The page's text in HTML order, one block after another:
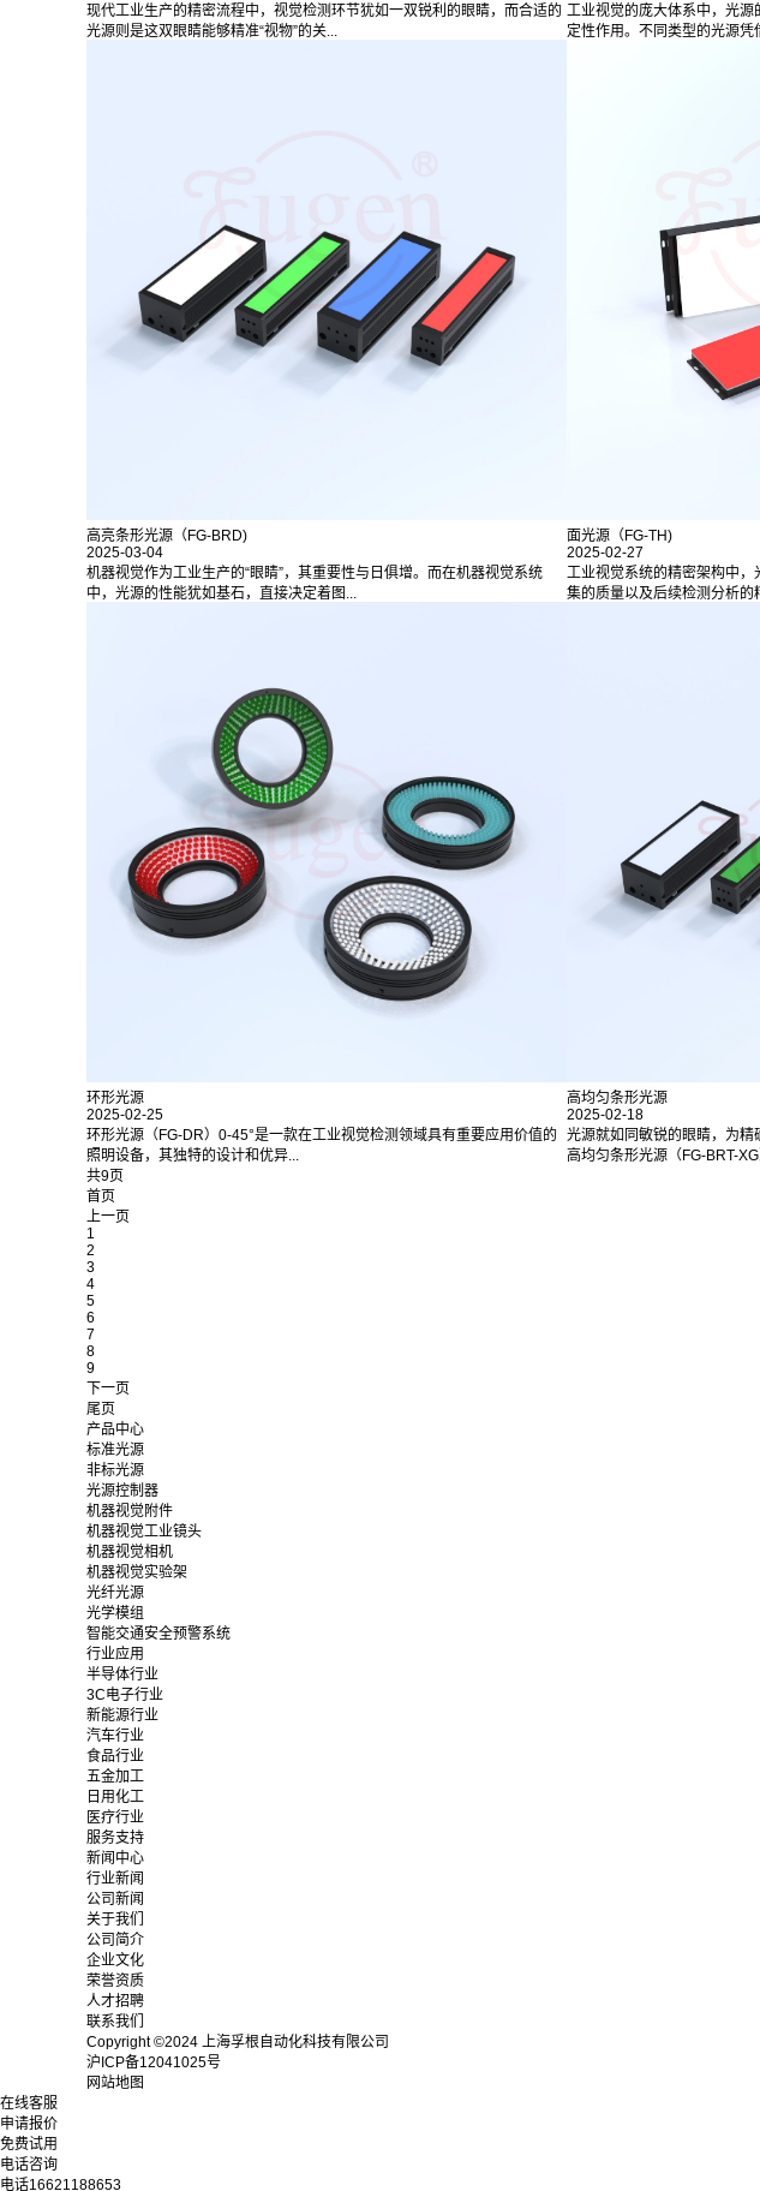
现代工业生产的精密流程中，视觉检测环节犹如一双锐利的眼睛，而合适的
光源则是这双眼睛能够精准“视物”的关...
工业视觉的庞大体系中，光
定性作用。不同类型的光源凭
高亮条形光源（FG-BRD)
2025-03-04
机器视觉作为工业生产的“眼睛”，其重要性与日俱增。而在机器视觉系统
中，光源的性能犹如基石，直接决定着图...
面光源（FG-TH)
2025-02-27
工业视觉系统的精密架构中
集的质量以及后续检测分析的
环形光源
2025-02-25
环形光源（FG-DR）0-45°是一款在工业视觉检测领域具有重要应用价值的
照明设备，其独特的设计和优异...
高均匀条形光源
2025-02-18
光源就如同敏锐的眼睛，为精
高均匀条形光源（FG-BRT-XG
共9页
首页
上一页
1
2
3
4
5
6
7
8
9
下一页
尾页
产品中心
标准光源
非标光源
光源控制器
机器视觉附件
机器视觉工业镜头
机器视觉相机
机器视觉实验架
光纤光源
光学模组
智能交通安全预警系统
行业应用
半导体行业
3C电子行业
新能源行业
汽车行业
食品行业
五金加工
日用化工
医疗行业
服务支持
新闻中心
行业新闻
公司新闻
关于我们
公司简介
企业文化
荣誉资质
人才招聘
联系我们
Copyright ©2024 上海孚根自动化科技有限公司
沪ICP备12041025号
网站地图
在线客服
申请报价
免费试用
电话咨询
电话16621188653